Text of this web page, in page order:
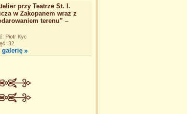
przy Teatrze St. I.
w Zakopanem wraz z
terenu” –
Piotr Kyc
32
galerię